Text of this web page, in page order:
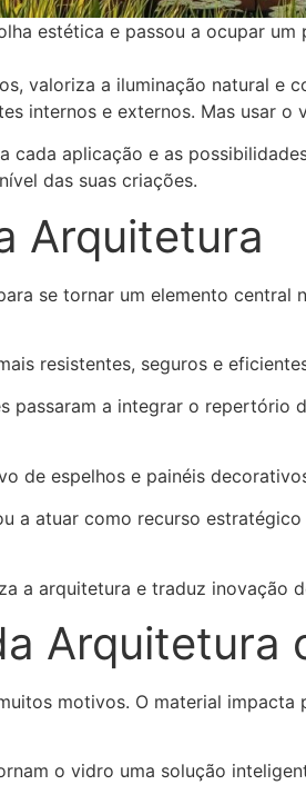
estética e passou a ocupar
valoriza a iluminação natural e
internos e externos. Mas usar
cada aplicação e as
das suas criações.
Arquitetura
se tornar um elemento central
resistentes, seguros e
passaram a integrar o
de espelhos e painéis
a atuar como recurso
a arquitetura e traduz inovação
Arquitetura
motivos. O material
o vidro uma solução